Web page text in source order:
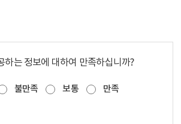
하는 정보에 대하여 만족하십니까?
불만족 보통
만족